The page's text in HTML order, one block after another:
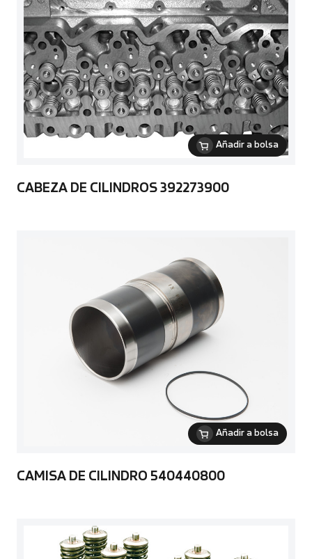
Añadir a bolsa
CABEZA DE CILINDROS 392273900
Añadir a bolsa
CAMISA DE CILINDRO 540440800